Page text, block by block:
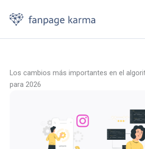
contenido
Los cambios más importantes en el
para 2026